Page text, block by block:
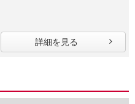
詳細を見る